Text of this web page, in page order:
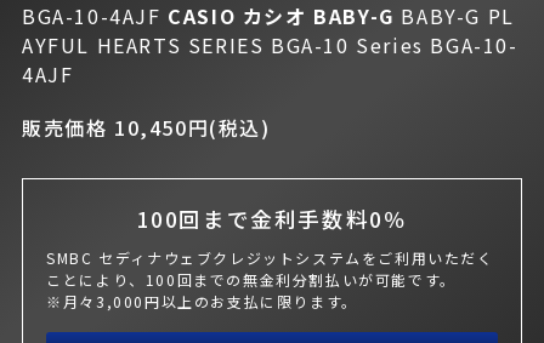
BGA-10-4AJF CASIO カシオ BABY-G BABY-G PL
AYFUL HEARTS SERIES BGA-10 Series BGA-10-
4AJF
販売価格 10,450円(税込)
100回まで金利手数料0％
SMBC セディナウェブクレジットシステムをご利用いただく
ことにより、100回までの無金利分割払いが可能です。
※月々3,000円以上のお支払に限ります。